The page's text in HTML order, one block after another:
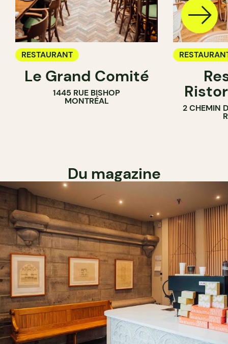
RESTAURANT
Le Grand Comité
1445 RUE BISHOP
MONTRÉAL
2 CHEMIN
Du magazine